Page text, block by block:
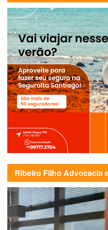
Ribeiro Filho Advocacia